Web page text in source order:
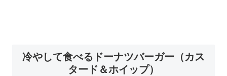
冷やして食べるドーナツバーガー（カス
タード＆ホイップ）